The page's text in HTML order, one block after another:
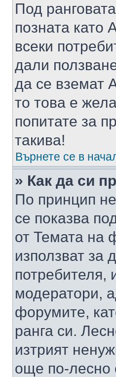
Под
позната като
всеки
дали
да се вземат
то това е
попитате за
такива!
Върнете се в
» Как да си
По принцип
се показва
от Темата на
използват за
потребителя,
модератори,
форумите,
ранга си.
изтрият
още по-лесно